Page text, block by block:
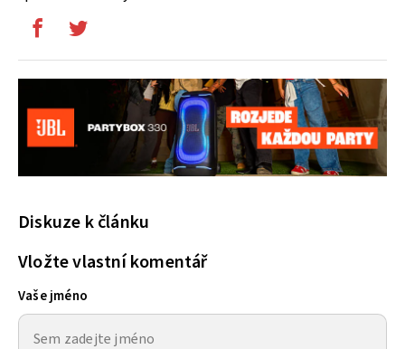
Diskuze k článku
Vložte vlastní komentář
Vaše jméno